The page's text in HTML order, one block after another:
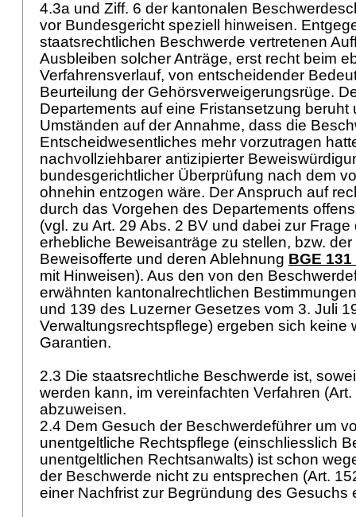
4.3a und Ziff. 6 der kantonalen
vor Bundesgericht speziell hinweisen.
staatsrechtlichen Beschwerde vertretenen
Ausbleiben solcher Anträge, erst recht beim
Verfahrensverlauf, von entscheidender
Beurteilung der Gehörsverweigerungsrüge.
Departements auf eine Fristansetzung
Umständen auf der Annahme, dass die
Entscheidwesentliches mehr vorzutragen
nachvollziehbarer antizipierter
bundesgerichtlicher Überprüfung nach dem
ohnehin entzogen wäre. Der Anspruch auf
durch das Vorgehen des Departements
(vgl. zu Art. 29 Abs. 2 BV und dabei zur Frage
erhebliche Beweisanträge zu stellen, bzw.
Beweisofferte und deren Ablehnung BGE 131
mit Hinweisen). Aus den von den
erwähnten kantonalrechtlichen
und 139 des Luzerner Gesetzes vom 3. Juli
Verwaltungsrechtspflege) ergeben sich keine
Garantien.
2.3 Die staatsrechtliche Beschwerde ist,
werden kann, im vereinfachten Verfahren (Art.
abzuweisen.
2.4 Dem Gesuch der Beschwerdeführer um
unentgeltliche Rechtspflege (einschliesslich
unentgeltlichen Rechtsanwalts) ist schon
der Beschwerde nicht zu entsprechen (Art.
einer Nachfrist zur Begründung des Gesuchs